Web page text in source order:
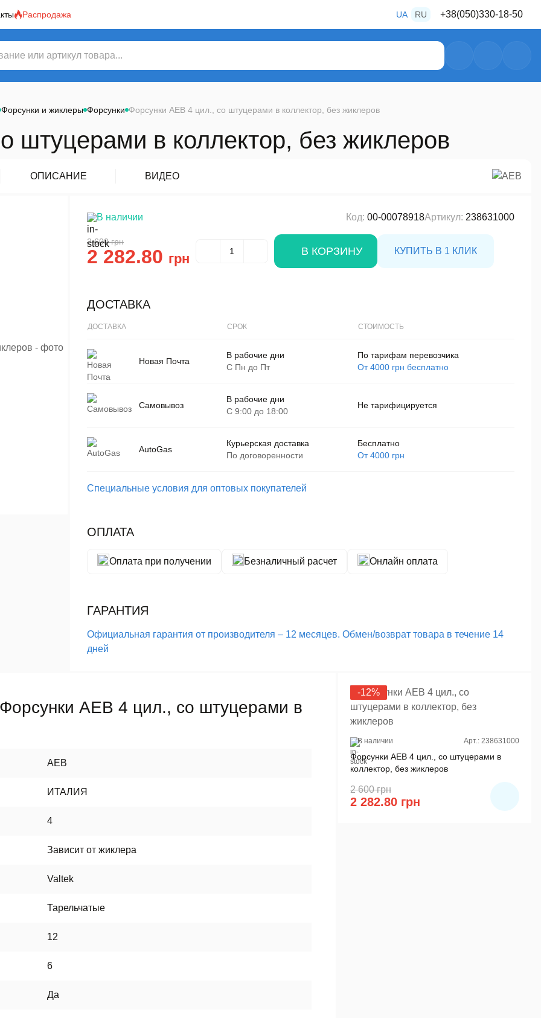
Распродажа UA RU +38(050)330-18-50
+38(050)487-80-28
Форсунки и жиклеры Форсунки Форсунки AEB 4 цил., со штуцерами в коллектор, без жиклеров
штуцерами в коллектор, без жиклеров
ОПИСАНИЕ ВИДЕО
В наличии Код: 00-00078918Артикул: 238631000
2 600грн
2 282.80 грн
В КОРЗИНУ КУПИТЬ В 1 КЛИК
ДОСТАВКА
ДОСТАВКА СРОК CТОИМОСТЬ
Новая Почта
В рабочие дни
С Пн до Пт
По тарифам перевозчика
От 4000 грн бесплатно
Самовывоз
В рабочие дни
С 9:00 до 18:00
Не тарифицируется
AutoGas
Курьерская доставка
По договоренности
Бесплатно
От 4000 грн
Специальные условия для оптовых покупателей
ОПЛАТА
Оплата при получении Безналичный расчет Онлайн оплата
ГАРАНТИЯ
Официальная гарантия от производителя – 12 месяцев. Обмен/возврат товара в течение 14
дней
AEB 4 цил., со штуцерами в
AEB
ИТАЛИЯ
4
Зависит от жиклера
Valtek
Тарельчатые
12
6
Да
-12%
В наличии Арт.: 238631000
Форсунки AEB 4 цил., со штуцерами в
коллектор, без жиклеров
2 600грн
2 282.80 грн